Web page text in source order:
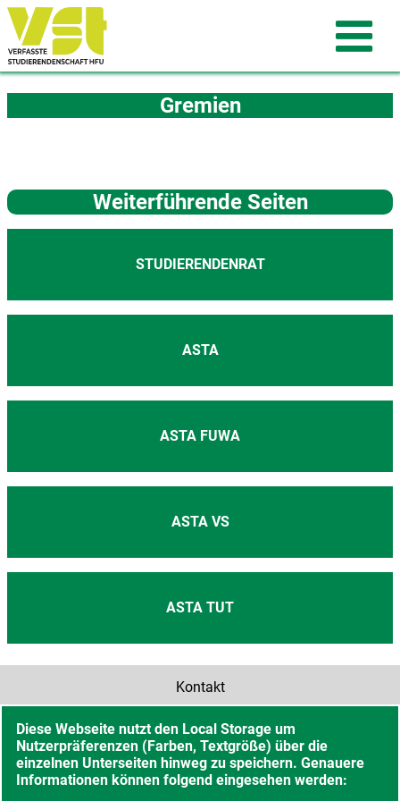
Gremien
Weiterführende Seiten
STUDIERENDENRAT
ASTA
ASTA FUWA
ASTA VS
ASTA TUT
Diese Webseite nutzt den Local Storage um
Nutzerpräferenzen (Farben, Textgröße) über die
einzelnen Unterseiten hinweg zu speichern. Genauere
Informationen können folgend eingesehen werden:
Kontakt
Barrierefreiheit
Sitemap